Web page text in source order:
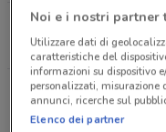
Corso Umberto
21.1 km
Via Sementelle
21.2 km
Noi e i nostri
Utilizzare dati di
caratteristiche del
informazioni su dispositivo
personalizzati,
annunci, ricerche sul
Elenco dei partner